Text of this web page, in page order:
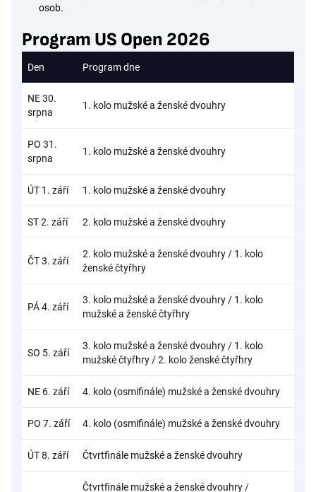
osob.
Program US Open 2026
Den Program dne
NE 30.
srpna
1. kolo mužské a ženské dvouhry
PO 31.
srpna
1. kolo mužské a ženské dvouhry
ÚT 1. září 1. kolo mužské a ženské dvouhry
ST 2. září 2. kolo mužské a ženské dvouhry
ČT 3. září
2. kolo mužské a ženské dvouhry / 1. kolo
ženské čtyřhry
PÁ 4. září
3. kolo mužské a ženské dvouhry / 1. kolo
mužské a ženské čtyřhry
SO 5. září
3. kolo mužské a ženské dvouhry / 1. kolo
mužské čtyřhry / 2. kolo ženské čtyřhry
NE 6. září 4. kolo (osmifinále) mužské a ženské dvouhry
PO 7. září 4. kolo (osmifinále) mužské a ženské dvouhry
ÚT 8. září Čtvrtfinále mužské a ženské dvouhry
Čtvrtfinále mužské a ženské dvouhry /